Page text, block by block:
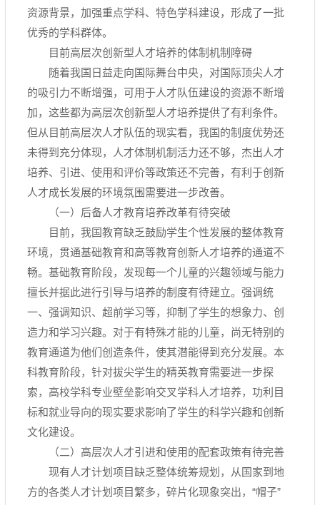
资源背景，加强重点学科、特色学科建设，形成了一批
优秀的学科群体。
目前高层次创新型人才培养的体制机制障碍
随着我国日益走向国际舞台中央，对国际顶尖人才
的吸引力不断增强，可用于人才队伍建设的资源不断增
加，这些都为高层次创新型人才培养提供了有利条件。
但从目前高层次人才队伍的现实看，我国的制度优势还
未得到充分体现，人才体制机制活力还不够，杰出人才
培养、引进、使用和评价等政策还不完善，有利于创新
人才成长发展的环境氛围需要进一步改善。
（一）后备人才教育培养改革有待突破
目前，我国教育缺乏鼓励学生个性发展的整体教育
环境，贯通基础教育和高等教育创新人才培养的通道不
畅。基础教育阶段，发现每一个儿童的兴趣领域与能力
擅长并据此进行引导与培养的制度有待建立。强调统
一、强调知识、超前学习等，抑制了学生的想象力、创
造力和学习兴趣。对于有特殊才能的儿童，尚无特别的
教育通道为他们创造条件，使其潜能得到充分发展。本
科教育阶段，针对拔尖学生的精英教育需要进一步探
索，高校学科专业壁垒影响交叉学科人才培养，功利目
标和就业导向的现实要求影响了学生的科学兴趣和创新
文化建设。
（二）高层次人才引进和使用的配套政策有待完善
现有人才计划项目缺乏整体统筹规划，从国家到地
方的各类人才计划项目繁多，碎片化现象突出，“帽子”